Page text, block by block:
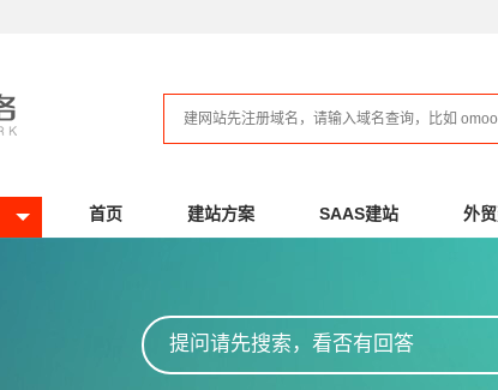
首页 建站方案 SAAS建站 外
提问请先搜索，看否有回答